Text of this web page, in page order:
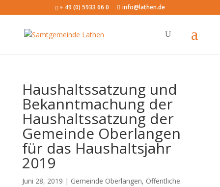
+ 49 (0) 5933 66 0 info@lathen.de
Haushaltssatzung und
Bekanntmachung der
Haushaltssatzung der
Gemeinde Oberlangen
für das Haushaltsjahr
2019
Juni 28, 2019 | Gemeinde Oberlangen, Öffentliche